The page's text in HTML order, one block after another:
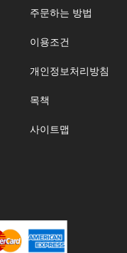
주문하는 방법
이용조건
개인정보처리방침
목책
사이트맵